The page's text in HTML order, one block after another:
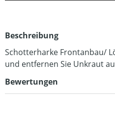
Beschreibung
Schotterharke Frontanbau/
und entfernen Sie Unkraut
Bewertungen